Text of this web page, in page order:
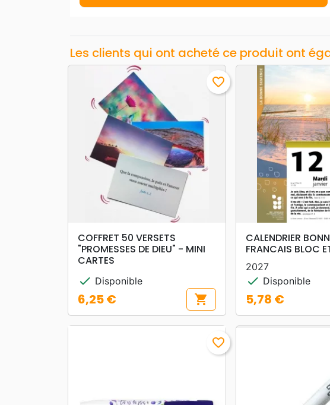
Les clients qui ont acheté ce produit ont
searchAPERÇU RAPIDE
favorite_border
COFFRET 50 VERSETS
"PROMESSES DE DIEU" - MINI
CARTES
check Disponible
Prix
6,25 € shopping_cart
searchAPERÇU
CALENDRIER
FRANCAIS BLOC
2027
check Disponible
Prix
5,78 €
favorite_border